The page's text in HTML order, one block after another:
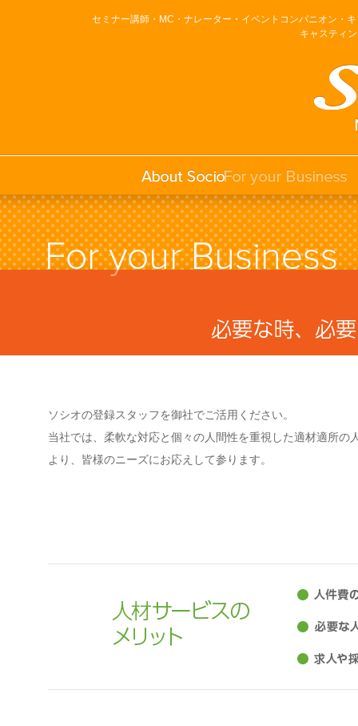
セミナー講師・MC・ナレーター・イベントコンパニオン・
キャスティ
ソシオの登録スタッフを御社でご活用ください。
当社では、柔軟な対応と個々の人間性を重視した適材適所の
より、皆様のニーズにお応えして参ります。